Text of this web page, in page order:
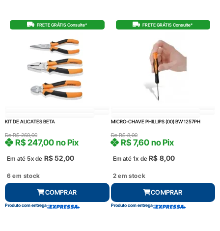
FRETE GRÁTIS Consulte*
KIT DE ALICATES BETA
DeR$260,00
Em até 5x de R$52,00
R$247,00 no Pix
6 em stock
COMPRAR
Produto com entrega
FRETE GRÁTIS Consulte*
MICRO-CHAVE PHILLIPS (00) BW 1257PH
DeR$8,00
Em até 1x de R$ 8,00
R$7,60 no Pix
2 em stock
COMPRAR
Produto com entrega